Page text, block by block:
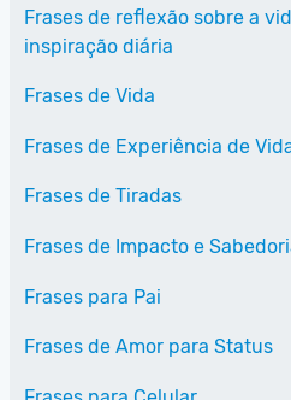
Frases de reflexão sobre a
inspiração diária
Frases de Vida
Frases de Experiência de
Frases de Tiradas
Frases de Impacto e
Frases para Pai
Frases de Amor para Status